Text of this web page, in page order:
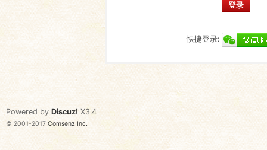
登录
快捷登录:
Powered by Discuz! X3.4
© 2001-2017 Comsenz Inc.